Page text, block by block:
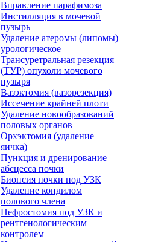
Вправление парафимоза
Инстилляция в мочевой
пузырь
Удаление атеромы (липомы)
урологическое
Трансуретральная резекция
(ТУР) опухоли мочевого
пузыря
Вазэктомия (вазорезекция)
Иссечение крайней плоти
Удаление новообразований
половых органов
Орхэктомия (удаление
яичка)
Пункция и дренирование
абсцесса почки
Биопсия почки под УЗК
Удаление кондилом
полового члена
Нефростомия под УЗК и
рентгенологическим
контролем